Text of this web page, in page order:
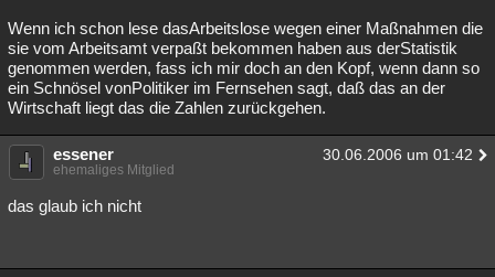
Wenn ich schon lese dasArbeitslose wegen einer Maßnahmen die
sie vom Arbeitsamt verpaßt bekommen haben aus derStatistik
genommen werden, fass ich mir doch an den Kopf, wenn dann so
ein Schnösel vonPolitiker im Fernsehen sagt, daß das an der
Wirtschaft liegt das die Zahlen zurückgehen.
essener 30.06.2006 um 01:42
ehemaliges Mitglied
das glaub ich nicht